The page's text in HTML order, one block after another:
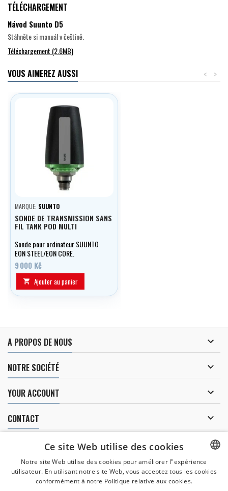
TÉLÉCHARGEMENT
Návod Suunto D5
Stáhněte si manuál v češtině.
Téléchargement (2.6MB)
VOUS AIMEREZ AUSSI >
<
MARQUE: SUUNTO
SONDE DE TRANSMISSION SANS
FIL TANK POD MULTI
Sonde pour ordinateur SUUNTO
EON STEEL/EON CORE.
9 000 Kč
 Ajouter au panier
A PROPOS DE NOUS 
NOTRE SOCIÉTÉ 
YOUR ACCOUNT 
CONTACT 
LETTRE D'INFORMATIONS
Je donne mon consentement au traitement de mes données personnelles.
CZECH
Ce site Web utilise des cookies
Notre site Web utilise des cookies pour améliorer l"expérience
utilisateur. En utilisant notre site Web, vous acceptez tous les cookies
conformément à notre Politique relative aux cookies.